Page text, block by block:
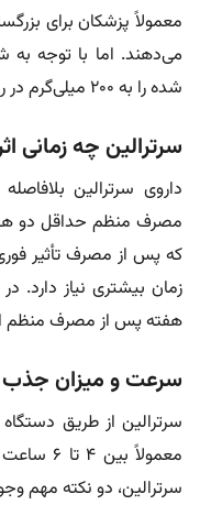
می‌دهند. اما با توجه به
شده را به ۲۰۰ میلی‌گرم در روز افزایش دهد.
سرترالین چه زمانی
داروی سرترالین
مصرف منظم حداقل دو
که پس از مصرف تأثیر
زمان بیشتری نیاز دارد.
هفته پس از مصرف منظم
سرعت و میزان جذب
سرترالین از طریق
سرترالین، دو نکته مهم